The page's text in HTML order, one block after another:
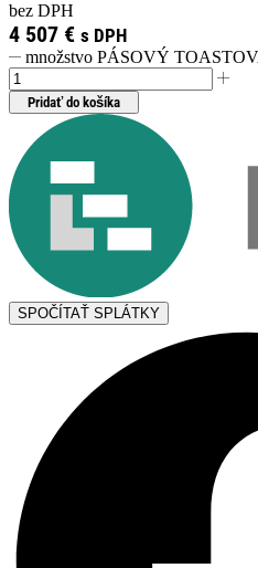
bez DPH
4 507 € s DPH
množstvo PÁSOVÝ
Pridať do košíka
SPOČÍTAŤ SPLÁTKY